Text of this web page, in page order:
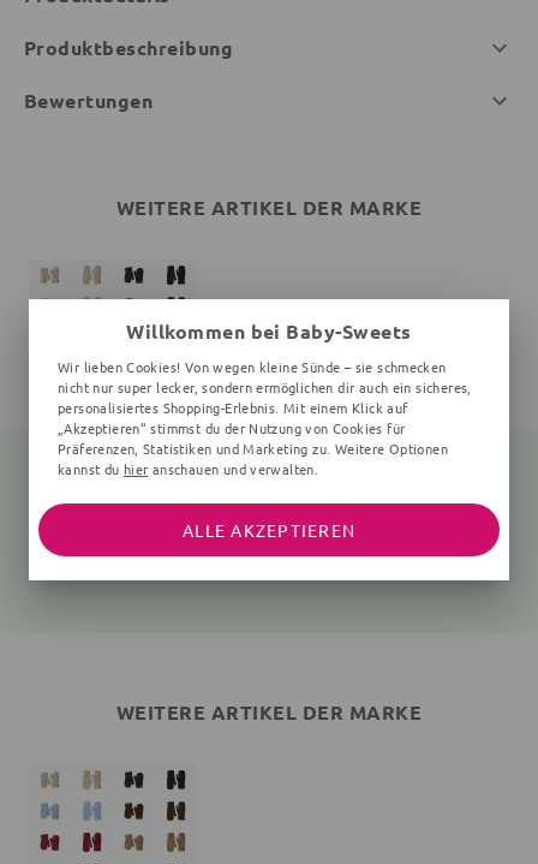
Produktbeschreibung
Bewertungen
WEITERE ARTIKEL DER MARKE
Handschuhe
30,95 €
WEITERE ARTIKEL DER MARKE
Willkommen bei Baby-Sweets
Wir lieben Cookies! Von wegen kleine Sünde – sie schmecken
nicht nur super lecker, sondern ermöglichen dir auch ein sicheres,
personalisiertes Shopping-Erlebnis. Mit einem Klick auf
„Akzeptieren“ stimmst du der Nutzung von Cookies für
Präferenzen, Statistiken und Marketing zu. Weitere Optionen
kannst du hier anschauen und verwalten.
ALLE AKZEPTIEREN